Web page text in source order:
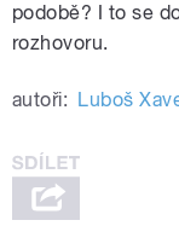
podobě? I to se
rozhovoru.
autoři: Luboš